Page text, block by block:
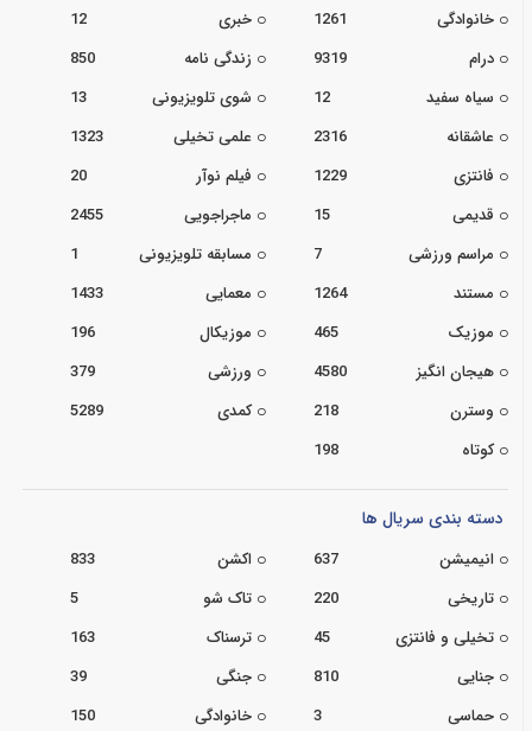
خانوادگی
1261 خبری
12
درام
9319 زندگی نامه
850
سیاه سفید
12 شوی تلویزیونی
13
عاشقانه
2316 علمی تخیلی
1323
فانتزی
1229 فیلم نوآر
20
قدیمی
15 ماجراجویی
2455
مراسم ورزشی
7 مسابقه تلویزیونی
1
مستند
1264 معمایی
1433
موزیک
465 موزیکال
196
هیجان انگیز
4580 ورزشی
379
وسترن
218 کمدی
5289
کوتاه
198
دسته بندی سریال ها
انیمیشن 637 اکشن
833
تاریخی
220 تاک شو
5
تخیلی و فانتزی
45 ترسناک
163
جنایی
810 جنگی
39
حماسی
3 خانوادگی
150